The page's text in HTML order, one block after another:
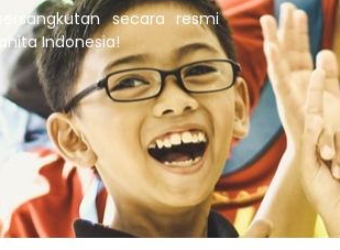
secara resmi
Indonesia!